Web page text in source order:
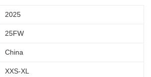
2025
25FW
China
XXS-XL